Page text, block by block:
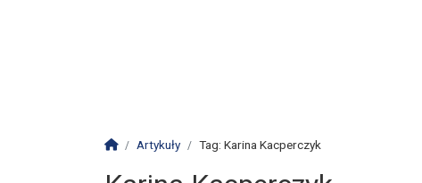
Strona główna
Artykuły Tag: Karina Kacperczyk